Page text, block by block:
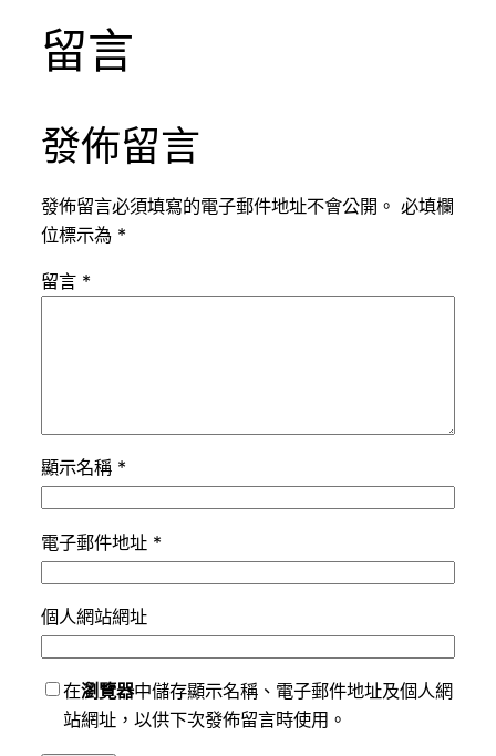
留言
發佈留言
發佈留言必須填寫的電子郵件地址不會公開。 必填欄
位標示為 *
留言 *
顯示名稱 *
電子郵件地址 *
個人網站網址
在瀏覽器中儲存顯示名稱、電子郵件地址及個人網
站網址，以供下次發佈留言時使用。